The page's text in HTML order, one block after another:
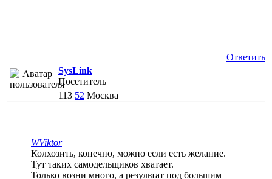
Ответить
SysLink
Посетитель
113 52 Москва
WViktor
Колхозить, конечно, можно если есть желание.
Тут таких самодельщиков хватает.
Только возни много, а результат под большим